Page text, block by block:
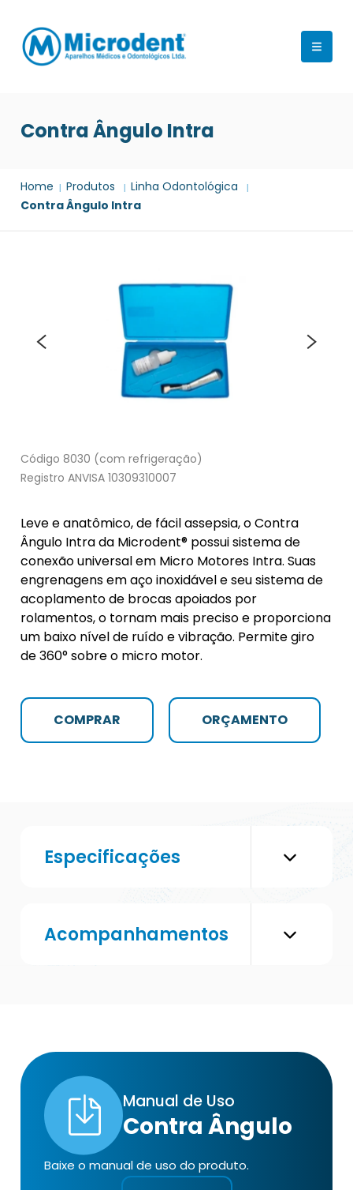
Contra Ângulo Intra
Home Produtos
Linha Odontológica
Contra Ângulo Intra
Código 8030 (com refrigeração)
Registro ANVISA 10309310007
Leve e anatômico, de fácil assepsia, o Contra
Ângulo Intra da Microdent® possui sistema de
conexão universal em Micro Motores Intra. Suas
engrenagens em aço inoxidável e seu sistema de
acoplamento de brocas apoiados por
rolamentos, o tornam mais preciso e proporciona
um baixo nível de ruído e vibração. Permite giro
de 360° sobre o micro motor.
COMPRAR ORÇAMENTO
Especificações
Acompanhamentos
Manual de Uso
Contra Ângulo
Baixe o manual de uso do produto.